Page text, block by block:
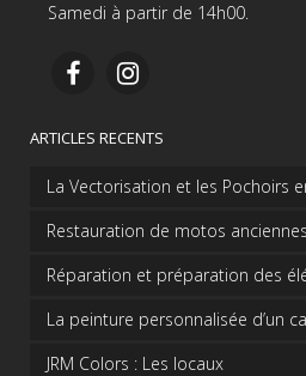
Samedi à partir de 14h00.
ARTICLES RECENTS
La Vectorisation et les Pochoirs
Restauration de motos
Réparation et préparation des
La peinture personnalisée d’un
JRM Colors : Les locaux